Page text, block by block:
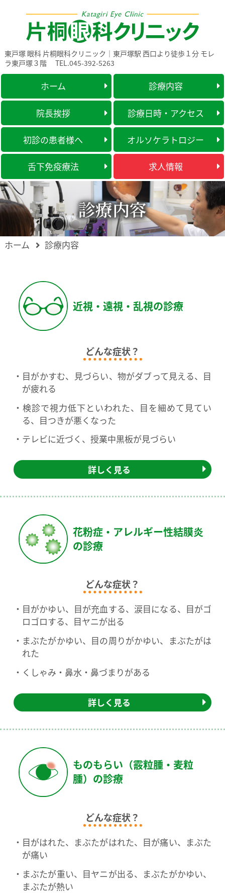
東戸塚 眼科 片桐眼科クリニック｜東戸塚駅 西口より徒歩１分 モレ
ラ東戸塚３階
TEL.045-392-5263
ホーム 診療内容
院長挨拶 診療日時・アクセス
初診の患者様へ オルソケラトロジー
舌下免疫療法 求人情報
診療内容
ホーム 診療内容
近視・遠視・乱視の診療
どんな症状？
目がかすむ、見づらい、物がダブって見える、目
が疲れる
検診で視力低下といわれた、目を細めて見てい
る、目つきが悪くなった
テレビに近づく、授業中黒板が見づらい
詳しく見る
花粉症・アレルギー性結膜炎
の診療
どんな症状？
目がかゆい、目が充血する、涙目になる、目がゴ
ロゴロする、目ヤニが出る
まぶたがかゆい、目の周りがかゆい、まぶたがは
れた
くしゃみ・鼻水・鼻づまりがある
詳しく見る
ものもらい（霰粒腫・麦粒
腫）の診療
どんな症状？
目がはれた、まぶたがはれた、目が痛い、まぶた
が痛い
まぶたが重い、目ヤニが出る、まぶたがかゆい、
まぶたが熱い